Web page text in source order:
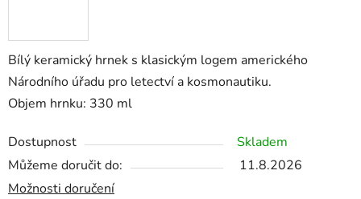
Bílý keramický hrnek s klasickým logem amerického
Národního úřadu pro letectví a kosmonautiku.
Objem hrnku: 330 ml
Dostupnost
Skladem
Můžeme doručit do:
11.8.2026
Možnosti doručení